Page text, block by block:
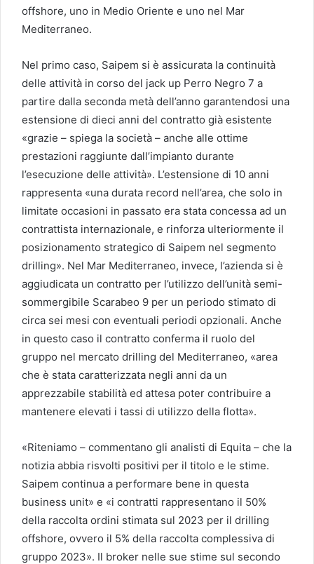
offshore, uno in Medio Oriente e uno nel Mar
Mediterraneo.
Nel primo caso, Saipem si è assicurata la continuità
delle attività in corso del jack up Perro Negro 7 a
partire dalla seconda metà dell’anno garantendosi una
estensione di dieci anni del contratto già esistente
«grazie – spiega la società – anche alle ottime
prestazioni raggiunte dall’impianto durante
l’esecuzione delle attività». L’estensione di 10 anni
rappresenta «una durata record nell’area, che solo in
limitate occasioni in passato era stata concessa ad un
contrattista internazionale, e rinforza ulteriormente il
posizionamento strategico di Saipem nel segmento
drilling». Nel Mar Mediterraneo, invece, l’azienda si è
aggiudicata un contratto per l’utilizzo dell’unità semi-
sommergibile Scarabeo 9 per un periodo stimato di
circa sei mesi con eventuali periodi opzionali. Anche
in questo caso il contratto conferma il ruolo del
gruppo nel mercato drilling del Mediterraneo, «area
che è stata caratterizzata negli anni da un
apprezzabile stabilità ed attesa poter contribuire a
mantenere elevati i tassi di utilizzo della flotta».
«Riteniamo – commentano gli analisti di Equita – che la
notizia abbia risvolti positivi per il titolo e le stime.
Saipem continua a performare bene in questa
business unit» e «i contratti rappresentano il 50%
della raccolta ordini stimata sul 2023 per il drilling
offshore, ovvero il 5% della raccolta complessiva di
gruppo 2023». Il broker nelle sue stime sul secondo